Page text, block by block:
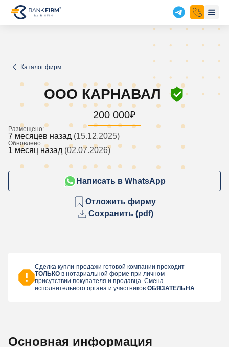
Каталог фирм
ООО КАРНАВАЛ
200 000₽
Размещено:
7 месяцев назад (15.12.2025)
Обновлено:
1 месяц назад (02.07.2026)
Написать в WhatsApp
Отложить фирму
Сохранить (pdf)
Сделка купли-продажи готовой компании проходит
ТОЛЬКО в нотариальной форме при личном
присутствии покупателя и продавца. Смена
исполнительного органа и участников ОБЯЗАТЕЛЬНА.
Основная информация